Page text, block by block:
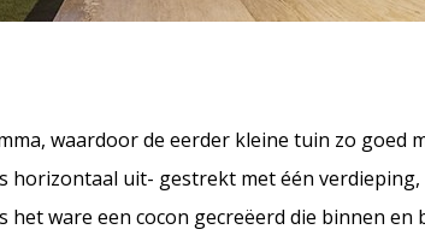
waardoor de eerder kleine tuin zo goed
horizontaal uit- gestrekt met één verdieping,
ware een cocon gecreëerd die binnen en